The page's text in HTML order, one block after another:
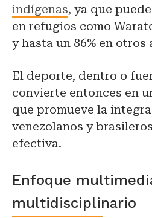
indígenas, ya que
en refugios como
y hasta un 86% en
El deporte, dentro o
convierte entonces en
que promueve la
venezolanos y
efectiva.
Enfoque
multidisciplinario